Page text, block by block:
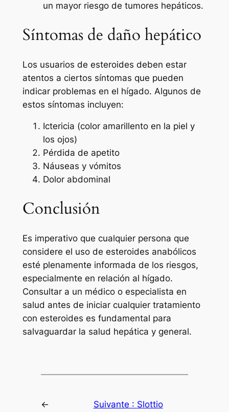
un mayor riesgo de tumores hepáticos.
Síntomas de daño hepático
Los usuarios de esteroides deben estar
atentos a ciertos síntomas que pueden
indicar problemas en el hígado. Algunos de
estos síntomas incluyen:
Ictericia (color amarillento en la piel y
los ojos)
Pérdida de apetito
Náuseas y vómitos
Dolor abdominal
Conclusión
Es imperativo que cualquier persona que
considere el uso de esteroides anabólicos
esté plenamente informada de los riesgos,
especialmente en relación al hígado.
Consultar a un médico o especialista en
salud antes de iniciar cualquier tratamiento
con esteroides es fundamental para
salvaguardar la salud hepática y general.
←
Suivante : Slottio